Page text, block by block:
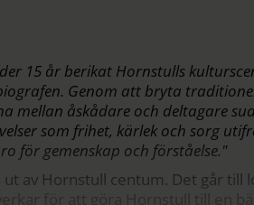
15 år berikat Hornstulls
Genom att bryta
mellan åskådare och deltagare
som frihet, kärlek och sorg
för gemenskap och förståelse."
av Hornstull centum. Det går till
för att göra Hornstull till en